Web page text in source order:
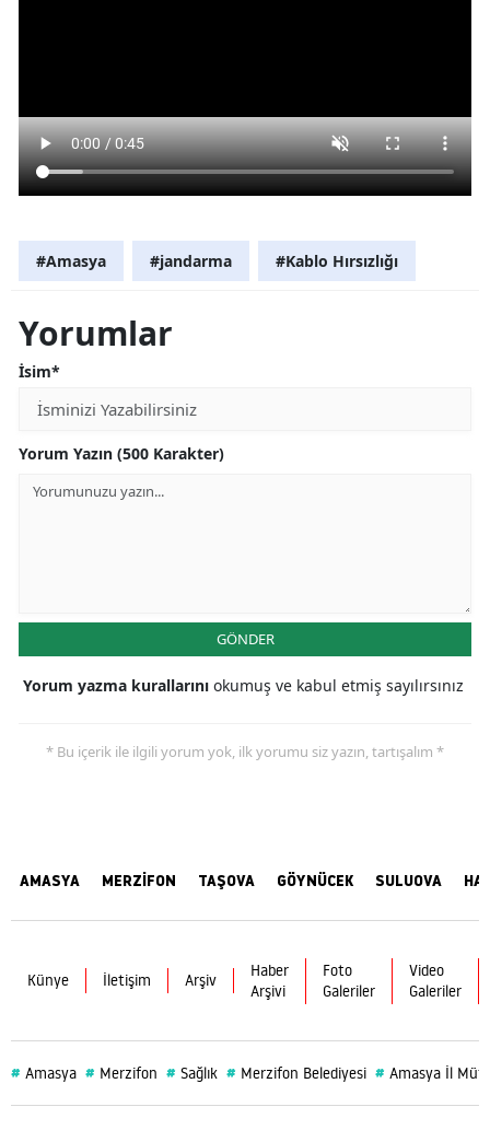
#Amasya #jandarma #Kablo Hırsızlığı
Yorumlar
İsim*
Yorum Yazın (500 Karakter)
GÖNDER
Yorum yazma kurallarını okumuş ve kabul etmiş sayılırsınız
* Bu içerik ile ilgili yorum yok, ilk yorumu siz yazın, tartışalım *
AMASYA MERZİFON TAŞOVA GÖYNÜCEK SULUOVA
Künye İletişim Arşiv
Haber
Arşivi
Foto
Galeriler
Video
Galeriler
# Amasya # Merzifon # Sağlık # Merzifon Belediyesi # Amasya İl